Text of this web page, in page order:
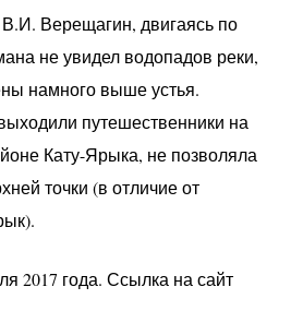
В.И. Верещагин, двигаясь по
не увидел водопадов реки,
намного выше устья.
путешественники на
Кату-Ярыка, не позволяла
точки (в отличие от
2017 года. Ссылка на сайт